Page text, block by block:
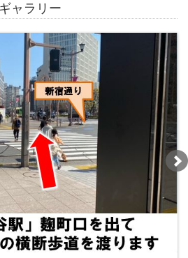
ャラリー